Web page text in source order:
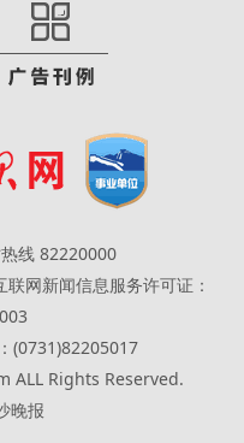
线 82220000
联网新闻信息服务许可证：
(0731)82205017
ALL Rights Reserved.
晚报